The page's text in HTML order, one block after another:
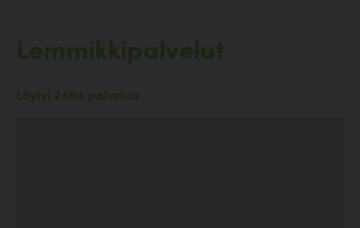
Lemmikkipalvelut
Löytyi 2494 palvelua